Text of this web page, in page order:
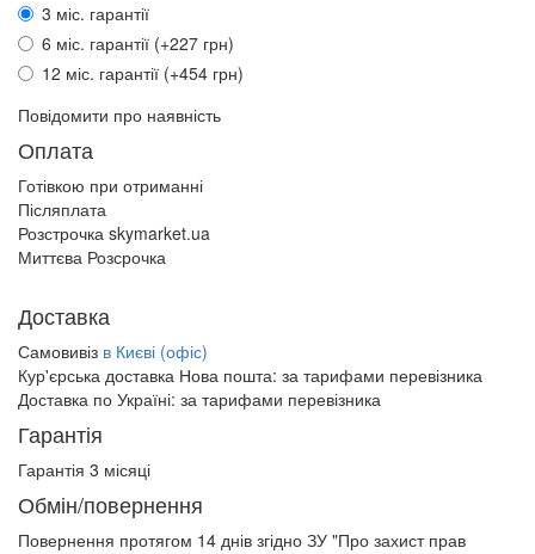
3 міс. гарантії
6 міс. гарантії (+227 грн)
12 міс. гарантії (+454 грн)
Повідомити про наявність
Оплата
Готівкою при отриманні
Післяплата
Розстрочка skymarket.ua
Миттєва Розсрочка
Доставка
Самовивіз в Києві (офіс)
Кур'єрська доставка Нова пошта: за тарифами перевізника
Доставка по Україні: за тарифами перевізника
Гарантія
Гарантія 3 місяці
Обмін/повернення
Повернення протягом 14 днів згідно ЗУ "Про захист прав